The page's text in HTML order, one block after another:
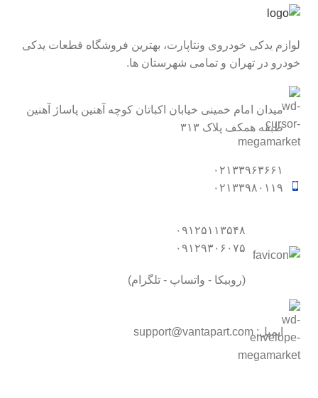
لوازم یدکی خودروی ونتاپارت، بهترین فروشگاه قطعات یدکی
خودرو در تهران و تمامی شهرستان ها.
میدان امام خمینی خیابان اکباتان کوچه آهنین پاساژ آهنین
طبقه همکف پلاک ۳۱۳
۰۲۱۳۳۹۶۳۶۶۱
۰۲۱۳۳۹۸۰۱۱۹
۰۹۱۲۵۱۱۳۵۴۸
۰۹۱۲۹۳۰۶۰۷۵
(روبیکا - واتساپ - تلگرام)
ایمیل: support@vantapart.com